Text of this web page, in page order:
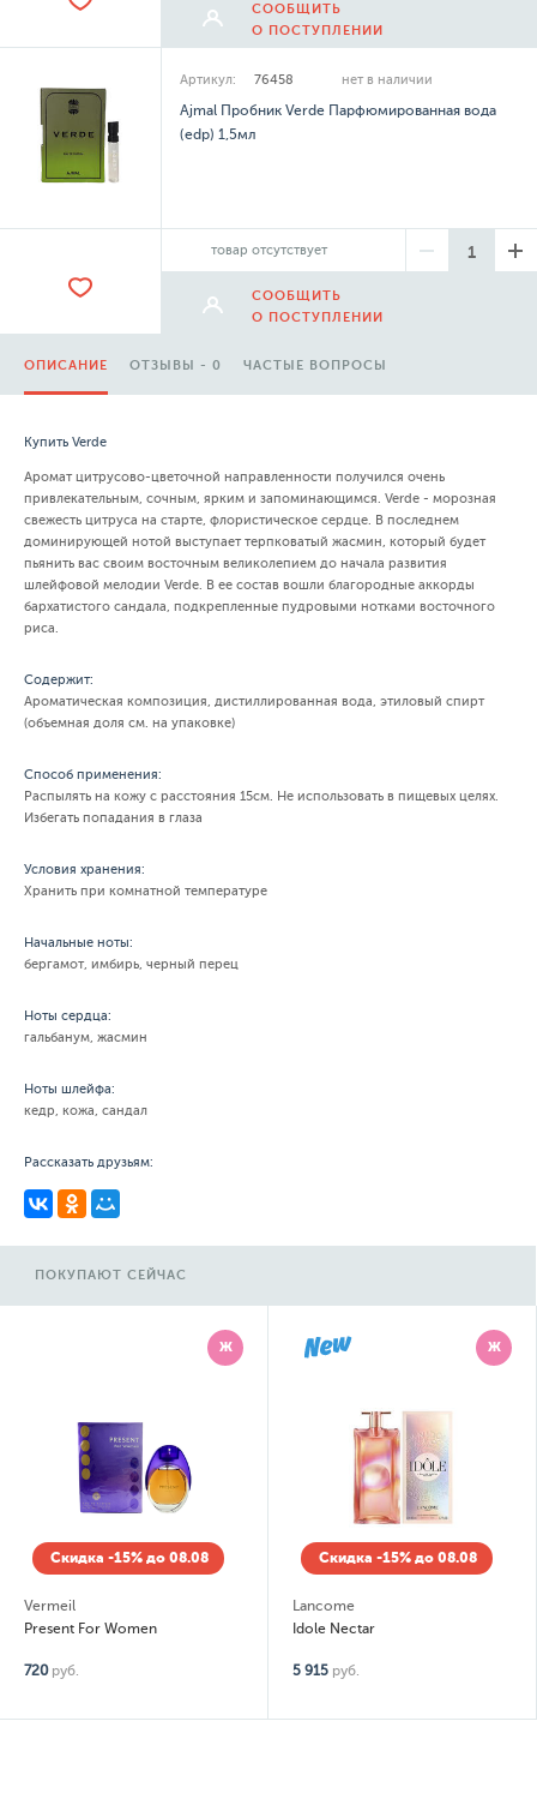
СООБЩИТЬ
О ПОСТУПЛЕНИИ
Артикул: 76458 нет в наличии
Ajmal Пробник Verde Парфюмированная вода
(edp) 1,5мл
товар отсутствует
СООБЩИТЬ
О ПОСТУПЛЕНИИ
ОПИСАНИЕ ОТЗЫВЫ - 0 ЧАСТЫЕ ВОПРОСЫ
Купить Verde
Аромат цитрусово-цветочной направленности получился очень
привлекательным, сочным, ярким и запоминающимся. Verde - морозная
свежесть цитруса на старте, флористическое сердце. В последнем
доминирующей нотой выступает терпковатый жасмин, который будет
пьянить вас своим восточным великолепием до начала развития
шлейфовой мелодии Verde. В ее состав вошли благородные аккорды
бархатистого сандала, подкрепленные пудровыми нотками восточного
риса.
Содержит:
Ароматическая композиция, дистиллированная вода, этиловый спирт
(объемная доля см. на упаковке)
Способ применения:
Распылять на кожу с расстояния 15см. Не использовать в пищевых целях.
Избегать попадания в глаза
Условия хранения:
Хранить при комнатной температуре
Начальные ноты:
бергамот, имбирь, черный перец
Ноты сердца:
гальбанум, жасмин
Ноты шлейфа:
кедр, кожа, сандал
Рассказать друзьям:
ПОКУПАЮТ СЕЙЧАС
Ж
Скидка -15% до 08.08
Vermeil
Present For Women
720 руб.
Ж
Скидка -15% до 08.08
Lancome
Idole Nectar
5 915 руб.